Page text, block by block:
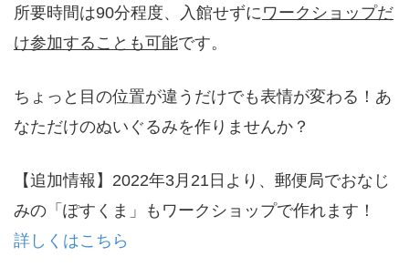
所要時間は90分程度、入館せずにワークショップだ
け参加することも可能です。
ちょっと目の位置が違うだけでも表情が変わる！あ
なただけのぬいぐるみを作りませんか？
【追加情報】2022年3月21日より、郵便局でおなじ
みの「ぽすくま」もワークショップで作れます！
詳しくはこちら